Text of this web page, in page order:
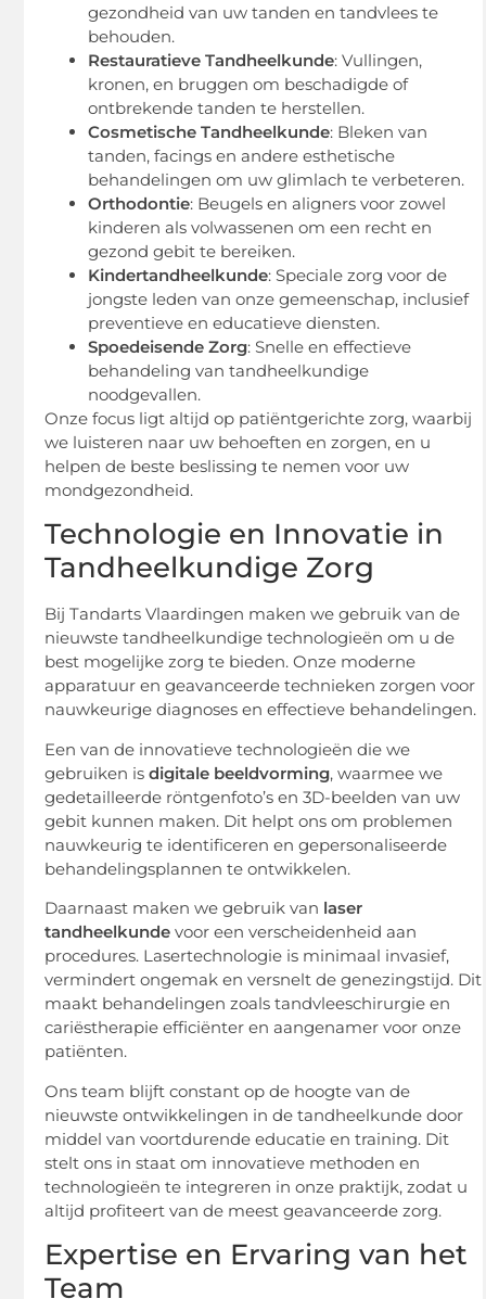
gezondheid van uw tanden en tandvlees te
behouden.
Restauratieve Tandheelkunde: Vullingen,
kronen, en bruggen om beschadigde of
ontbrekende tanden te herstellen.
Cosmetische Tandheelkunde: Bleken van
tanden, facings en andere esthetische
behandelingen om uw glimlach te verbeteren.
Orthodontie: Beugels en aligners voor zowel
kinderen als volwassenen om een recht en
gezond gebit te bereiken.
Kindertandheelkunde: Speciale zorg voor de
jongste leden van onze gemeenschap, inclusief
preventieve en educatieve diensten.
Spoedeisende Zorg: Snelle en effectieve
behandeling van tandheelkundige
noodgevallen.
Onze focus ligt altijd op patiëntgerichte zorg, waarbij
we luisteren naar uw behoeften en zorgen, en u
helpen de beste beslissing te nemen voor uw
mondgezondheid.
Technologie en Innovatie in
Tandheelkundige Zorg
Bij Tandarts Vlaardingen maken we gebruik van de
nieuwste tandheelkundige technologieën om u de
best mogelijke zorg te bieden. Onze moderne
apparatuur en geavanceerde technieken zorgen voor
nauwkeurige diagnoses en effectieve behandelingen.
Een van de innovatieve technologieën die we
gebruiken isdigitale beeldvorming, waarmee we
gedetailleerde röntgenfoto’s en 3D-beelden van uw
gebit kunnen maken. Dit helpt ons om problemen
nauwkeurig te identificeren en gepersonaliseerde
behandelingsplannen te ontwikkelen.
Daarnaast maken we gebruik van laser
tandheelkunde voor een verscheidenheid aan
procedures. Lasertechnologie is minimaal invasief,
vermindert ongemak en versnelt de genezingstijd. Dit
maakt behandelingen zoals tandvleeschirurgie en
cariëstherapie efficiënter en aangenamer voor onze
patiënten.
Ons team blijft constant op de hoogte van de
nieuwste ontwikkelingen in de tandheelkunde door
middel van voortdurende educatie en training. Dit
stelt ons in staat om innovatieve methoden en
technologieën te integreren in onze praktijk, zodat u
altijd profiteert van de meest geavanceerde zorg.
Expertise en Ervaring van het
Team